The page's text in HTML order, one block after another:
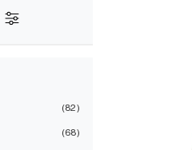
82
68